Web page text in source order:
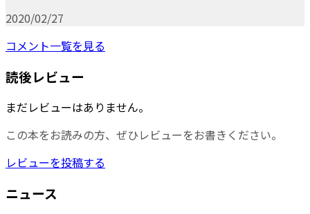
2020/02/27
コメント一覧を見る
読後レビュー
まだレビューはありません。
この本をお読みの方、ぜひレビューをお書きください。
レビューを投稿する
ニュース